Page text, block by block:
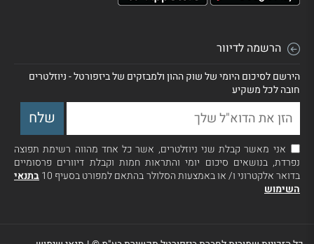
הרשמה לדיוור
הירשם לסיכום היומי של שוק ההון ולמבזקים של ביזפורטל - ניוזלטרים
חובה לכל משקיע
אני מאשר קבלת שני ניוזלטרים, אשר כל אחד מהווה רשימת תפוצה
נפרדת, בנושאים סיכום יומי והתראות חמות וקבלת דיוורים פרסומיים
בדואר אלקטרוני ו/ או באמצעות הסלולר בהתאם למפורט בסעיף 10
בתנאי
השימוש